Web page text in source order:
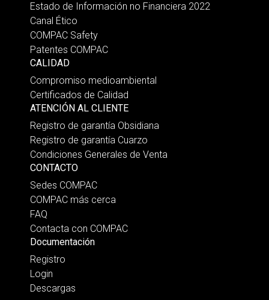
Estado de Información no Financiera 2022
Canal Ético
COMPAC Safety
Patentes COMPAC
CALIDAD
Compromiso medioambiental
Certificados de Calidad
ATENCIÓN AL CLIENTE
Registro de garantía Obsidiana
Registro de garantía Cuarzo
Condiciones Generales de Venta
CONTACTO
Sedes COMPAC
COMPAC más cerca
FAQ
Contacta con COMPAC
Documentación
Registro
Login
Descargas